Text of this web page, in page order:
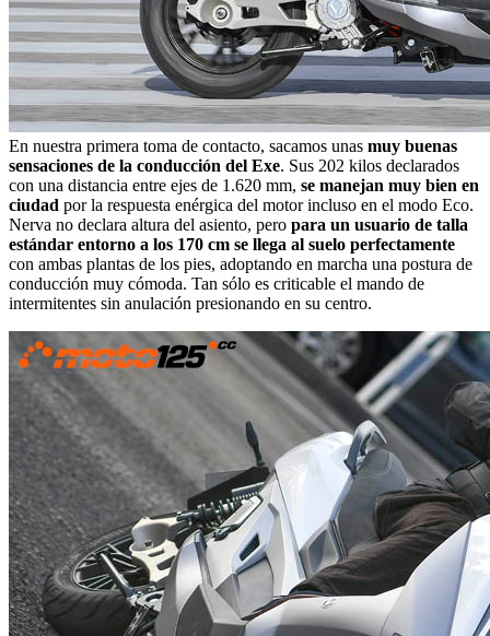
En nuestra primera toma de contacto, sacamos unas muy buenas
sensaciones de la conducción del Exe. Sus 202 kilos declarados
con una distancia entre ejes de 1.620 mm, se manejan muy bien en
ciudad por la respuesta enérgica del motor incluso en el modo Eco.
Nerva no declara altura del asiento, pero para un usuario de talla
estándar entorno a los 170 cm se llega al suelo perfectamente
con ambas plantas de los pies, adoptando en marcha una postura de
conducción muy cómoda. Tan sólo es criticable el mando de
intermitentes sin anulación presionando en su centro.